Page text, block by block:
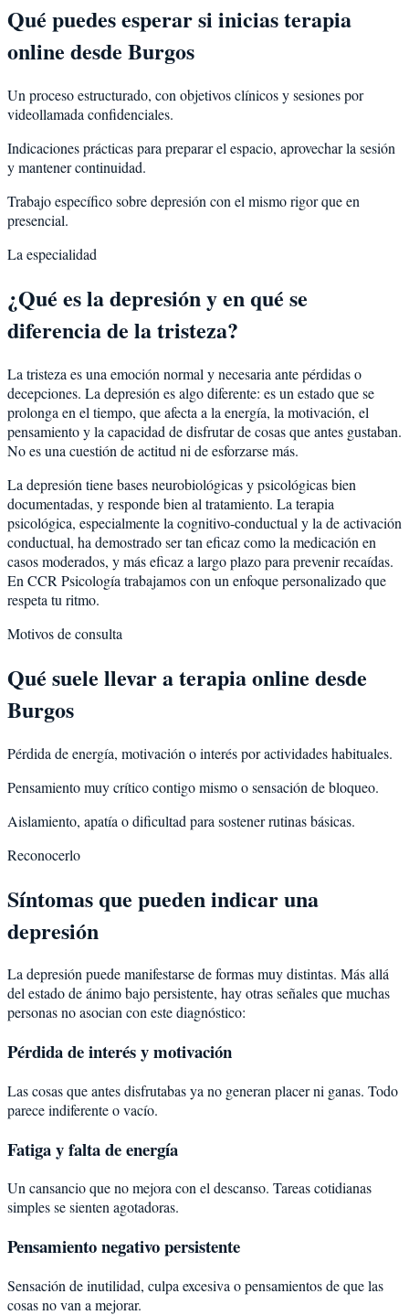
Qué puedes esperar si inicias terapia
online desde Burgos
Un proceso estructurado, con objetivos clínicos y sesiones por
videollamada confidenciales.
Indicaciones prácticas para preparar el espacio, aprovechar la sesión
y mantener continuidad.
Trabajo específico sobre depresión con el mismo rigor que en
presencial.
La especialidad
¿Qué es la depresión y en qué se
diferencia de la tristeza?
La tristeza es una emoción normal y necesaria ante pérdidas o
decepciones. La depresión es algo diferente: es un estado que se
prolonga en el tiempo, que afecta a la energía, la motivación, el
pensamiento y la capacidad de disfrutar de cosas que antes gustaban.
No es una cuestión de actitud ni de esforzarse más.
La depresión tiene bases neurobiológicas y psicológicas bien
documentadas, y responde bien al tratamiento. La terapia
psicológica, especialmente la cognitivo-conductual y la de activación
conductual, ha demostrado ser tan eficaz como la medicación en
casos moderados, y más eficaz a largo plazo para prevenir recaídas.
En CCR Psicología trabajamos con un enfoque personalizado que
respeta tu ritmo.
Motivos de consulta
Qué suele llevar a terapia online desde
Burgos
Pérdida de energía, motivación o interés por actividades habituales.
Pensamiento muy crítico contigo mismo o sensación de bloqueo.
Aislamiento, apatía o dificultad para sostener rutinas básicas.
Reconocerlo
Síntomas que pueden indicar una
depresión
La depresión puede manifestarse de formas muy distintas. Más allá
del estado de ánimo bajo persistente, hay otras señales que muchas
personas no asocian con este diagnóstico:
Pérdida de interés y motivación
Las cosas que antes disfrutabas ya no generan placer ni ganas. Todo
parece indiferente o vacío.
Fatiga y falta de energía
Un cansancio que no mejora con el descanso. Tareas cotidianas
simples se sienten agotadoras.
Pensamiento negativo persistente
Sensación de inutilidad, culpa excesiva o pensamientos de que las
cosas no van a mejorar.